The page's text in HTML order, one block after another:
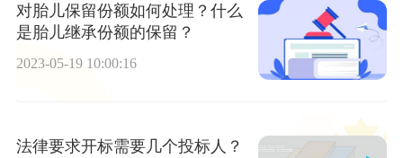
对胎儿保留份额如何处理？什么
是胎儿继承份额的保留？
2023-05-19 10:00:16
法律要求开标需要几个投标人？